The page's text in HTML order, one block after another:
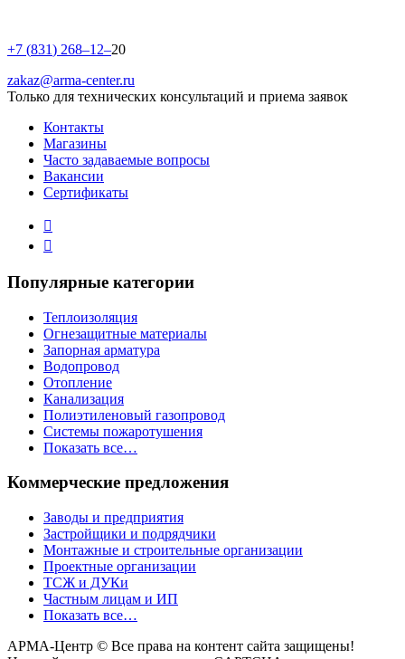
+7 (831) 268–1 2–20
zakaz@arma-center.ru
Только для технических консультаций и приема заявок
Контакты
Магазины
Часто задаваемые вопросы
Вакансии
Сертификаты
Популярные категории
Теплоизоляция
Огнезащитные материалы
Запорная арматура
Водопровод
Отопление
Канализация
Полиэтиленовый газопровод
Системы пожаротушения
Показать все…
Коммерческие предложения
Заводы и предприятия
Застройщики и подрядчики
Монтажные и строительные организации
Проектные организации
ТСЖ и ДУКи
Частным лицам и ИП
Показать все…
АРМА-Центр ©️ Все права на контент сайта защищены!